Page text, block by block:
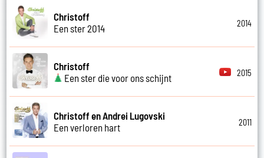
Christoff
Een ster 2014
2014
Christoff
Een ster die voor ons schijnt
2015
Christoff en Andrei Lugovski
Een verloren hart
2011